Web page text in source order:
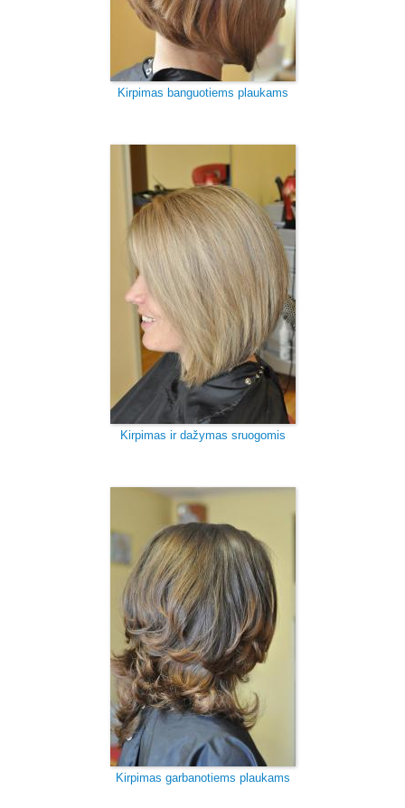
Kirpimas banguotiems plaukams
Kirpimas ir dažymas sruogomis
Kirpimas garbanotiems plaukams